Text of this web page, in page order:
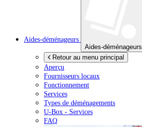
Aides-déménageurs
Aides-déménageurs
Retour au menu principal
Aperçu
Fournisseurs locaux
Fonctionnement
Services
Types de déménagements
U-Box - Services
FAQ